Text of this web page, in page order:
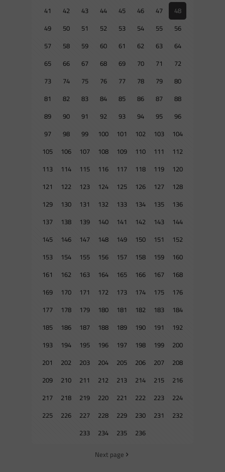
41
42 43 44 45 46 47
48
49
50 51 52 53 54 55
56
57
58 59 60 61 62 63
64
65
66 67 68 69 70 71
72
73
74 75 76 77 78 79
80
81
82 83 84 85 86 87
88
89
90 91 92 93 94 95
96
97
98 99 100 101 102 103
104
105
106 107 108 109 110 111
112
113
114 115 116 117 118 119
120
121
122 123 124 125 126 127
128
129
130 131 132 133 134 135
136
137
138 139 140 141 142 143
144
145
146 147 148 149 150 151
152
153
154 155 156 157 158 159
160
161
162 163 164 165 166 167
168
169
170 171 172 173 174 175
176
177
178 179 180 181 182 183
184
185
186 187 188 189 190 191
192
193
194 195 196 197 198 199
200
201
202 203 204 205 206 207
208
209
210 211 212 213 214 215
216
217
218 219 220 221 222 223
224
225
226 227 228 229 230 231
232
233
234 235 236
Next page